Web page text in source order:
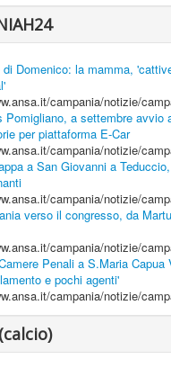
di Domenico: la mamma,
campania/notizie/
Pomigliano, a settembre avvio
per piattaforma E-Car
campania/notizie/
a San Giovanni a
campania/notizie/
verso il congresso, da
campania/notizie/
Penali a S.Maria Capua
e pochi agenti'
campania/notizie/